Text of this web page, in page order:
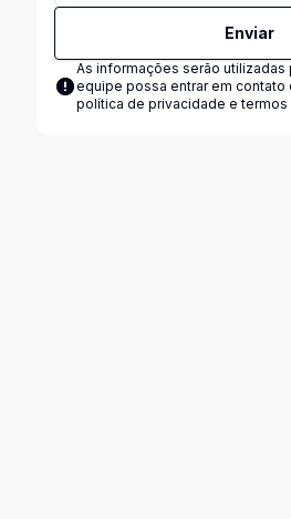
Enviar
As informações serão utilizadas
equipe possa entrar em contato
política de privacidade e